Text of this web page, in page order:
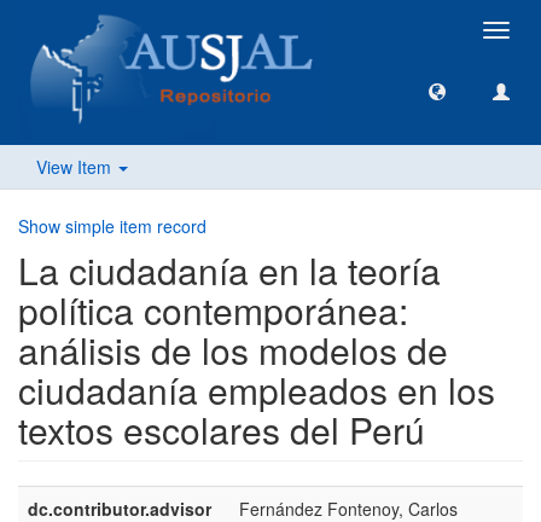
View Item
Show simple item record
La ciudadanía en la teoría
política contemporánea:
análisis de los modelos de
ciudadanía empleados en los
textos escolares del Perú
dc.contributor.advisor
Fernández Fontenoy, Carlos